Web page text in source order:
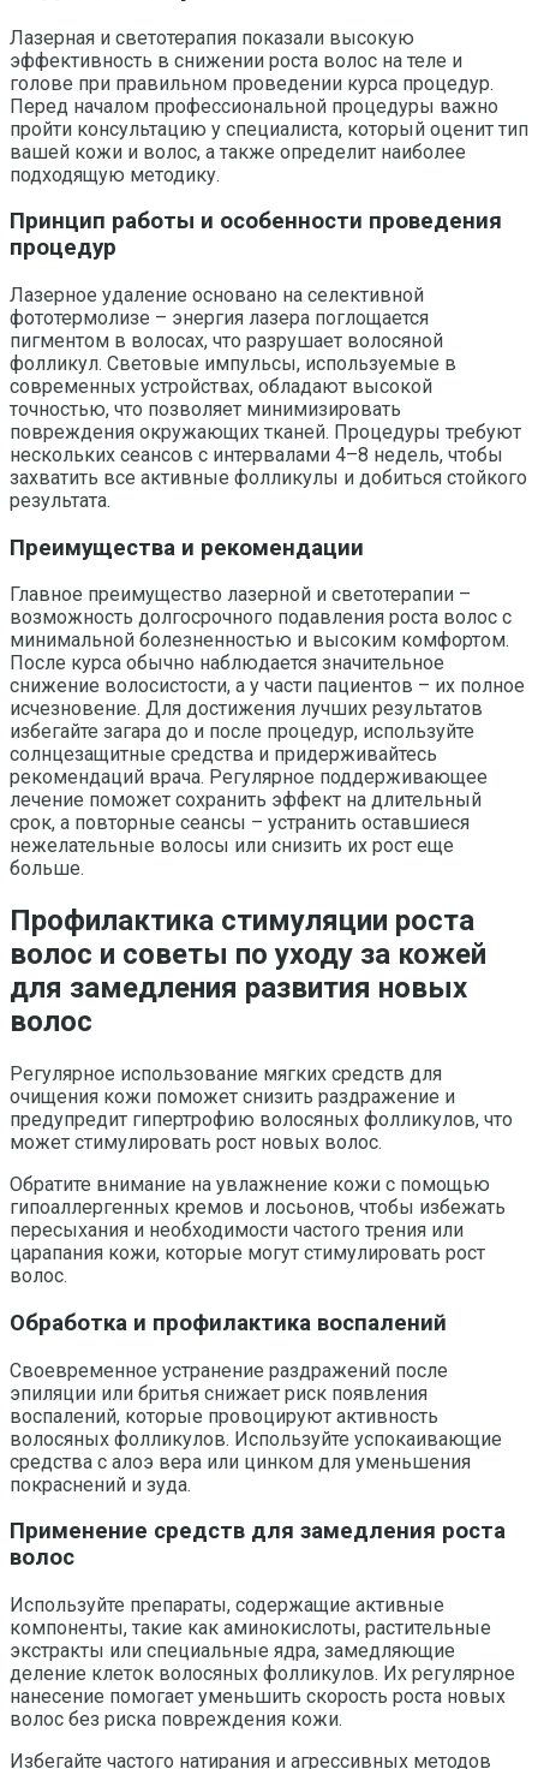
Лазерная и светотерапия показали высокую
эффективность в снижении роста волос на теле и
голове при правильном проведении курса процедур.
Перед началом профессиональной процедуры важно
пройти консультацию у специалиста, который оценит тип
вашей кожи и волос, а также определит наиболее
подходящую методику.
Принцип работы и особенности проведения
процедур
Лазерное удаление основано на селективной
фототермолизе – энергия лазера поглощается
пигментом в волосах, что разрушает волосяной
фолликул. Световые импульсы, используемые в
современных устройствах, обладают высокой
точностью, что позволяет минимизировать
повреждения окружающих тканей. Процедуры требуют
нескольких сеансов с интервалами 4–8 недель, чтобы
захватить все активные фолликулы и добиться стойкого
результата.
Преимущества и рекомендации
Главное преимущество лазерной и светотерапии –
возможность долгосрочного подавления роста волос с
минимальной болезненностью и высоким комфортом.
После курса обычно наблюдается значительное
снижение волосистости, а у части пациентов – их полное
исчезновение. Для достижения лучших результатов
избегайте загара до и после процедур, используйте
солнцезащитные средства и придерживайтесь
рекомендаций врача. Регулярное поддерживающее
лечение поможет сохранить эффект на длительный
срок, а повторные сеансы – устранить оставшиеся
нежелательные волосы или снизить их рост еще
больше.
Профилактика стимуляции роста
волос и советы по уходу за кожей
для замедления развития новых
волос
Регулярное использование мягких средств для
очищения кожи поможет снизить раздражение и
предупредит гипертрофию волосяных фолликулов, что
может стимулировать рост новых волос.
Обратите внимание на увлажнение кожи с помощью
гипоаллергенных кремов и лосьонов, чтобы избежать
пересыхания и необходимости частого трения или
царапания кожи, которые могут стимулировать рост
волос.
Обработка и профилактика воспалений
Своевременное устранение раздражений после
эпиляции или бритья снижает риск появления
воспалений, которые провоцируют активность
волосяных фолликулов. Используйте успокаивающие
средства с алоэ вера или цинком для уменьшения
покраснений и зуда.
Применение средств для замедления роста
волос
Используйте препараты, содержащие активные
компоненты, такие как аминокислоты, растительные
экстракты или специальные ядра, замедляющие
деление клеток волосяных фолликулов. Их регулярное
нанесение помогает уменьшить скорость роста новых
волос без риска повреждения кожи.
Избегайте частого натирания и агрессивных методов